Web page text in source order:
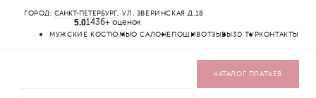
ГОРОД: САНКТ-ПЕТЕРБУРГ , УЛ. ЗВЕРИНСКАЯ Д.18
5.01436+ оценок
МУЖСКИЕ КОСТЮМЫО САЛОНЕ ПОШИВОТЗЫВЫ 3D ТУРКОНТАКТЫ
КАТАЛОГ ПЛАТЬЕВ
КАТАЛОГ